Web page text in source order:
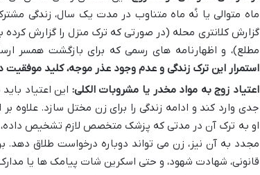
ماه متوالی یا نُه ماه متناوب در مدت یک سال، زندگی
گزارش کلانتری محله (در صورتی که ترک منزل را گزارش
مطلع)، و اظهارنامه های رسمی که برای بازگشت همسر
استمرار این ترک زندگی و عدم وجود عذر موجه، کلید موفقیت
اعتیاد زوج به مواد مخدر یا مشروبات الکلی: این اعتیاد
جدی وارد کند و ادامه زندگی را برای زن مختل سازد. علاوه بر
او به ترک آن در مدتی که پزشک متخصص لازم تشخیص
مجدد به آن نیز، زن می تواند دوباره درخواست طلاق دهد.
قانونی، شهادت شهود، و حتی اسکرین شات پیامک ها یا